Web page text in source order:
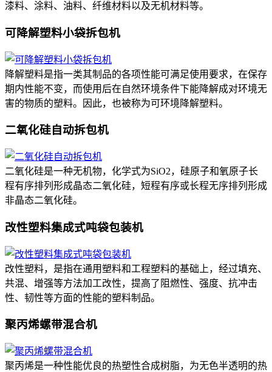
漆料、涂料、油料、纤维材料以及无机材料等。
可降解塑料小袋拆包机
降解塑料是指一类其制品的各项性能可满足使用要求，在保存
期内性能不变，而使用后在自然环境条件下能降解成对环境无
害的物质的塑料。因此，也被称为可环境降解塑料。
二氧化硅自动拆包机
二氧化硅是一种无机物，化学式为SiO2，硅原子和氧原子长
程有序排列形成晶态二氧化硅，短程有序或长程无序排列形成
非晶态二氧化硅。
改性塑料集成式吨袋包装机
改性塑料，是指在通用塑料和工程塑料的基础上，经过填充、
共混、增强等方法加工改性，提高了阻燃性、强度、抗冲击
性、韧性等方面的性能的塑料制品。
聚丙烯螺带混合机
聚丙烯是一种性能优良的热塑性合成树脂，为无色半透明的热